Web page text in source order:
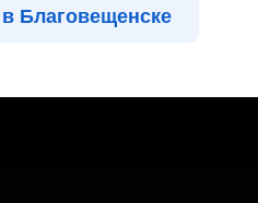
Благовещенске